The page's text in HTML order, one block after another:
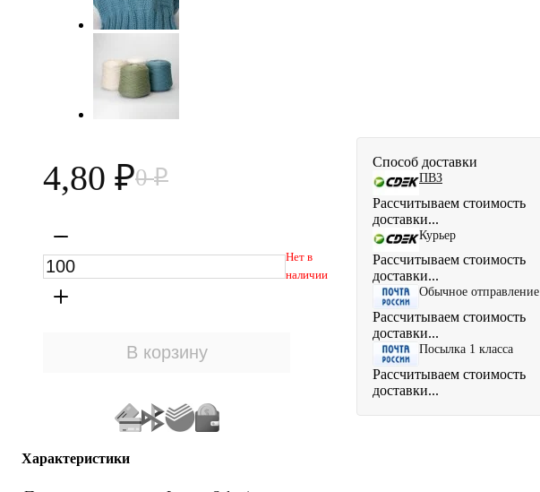
4,80 ₽0₽
Нет в
наличии
Способ доставки
ПВЗ
Рассчитываем стоимость
доставки...
Курьер
Рассчитываем стоимость
доставки...
Обычное отправление
Рассчитываем стоимость
доставки...
Посылка 1 класса
Рассчитываем стоимость
доставки...
Характеристики